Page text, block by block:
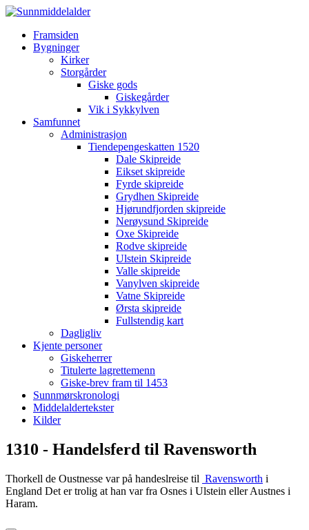
Framsiden
Bygninger
Kirker
Storgårder
Giske gods
Giskegårder
Vik i Sykkylven
Samfunnet
Administrasjon
Tiendepengeskatten 1520
Dale Skipreide
Eikset skipreide
Fyrde skipreide
Grydhen Skipreide
Hjørundfjorden skipreide
Nerøysund Skipreide
Oxe Skipreide
Rodve skipreide
Ulstein Skipreide
Valle skipreide
Vanylven skipreide
Vatne Skipreide
Ørsta skipreide
Fullstendig kart
Dagligliv
Kjente personer
Giskeherrer
Titulerte lagrettemenn
Giske-brev fram til 1453
Sunnmørskronologi
Middelaldertekster
Kilder
1310 - Handelsferd til Ravensworth
Thorkell de Oustnesse var på handeslreise til Ravensworth i
England Det er trolig at han var fra Osnes i Ulstein eller Austnes i
Haram.